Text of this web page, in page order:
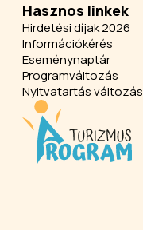
Hasznos linkek
Hirdetési díjak 2026
Információkérés
Eseménynaptár
Programváltozás
Nyitvatartás változás